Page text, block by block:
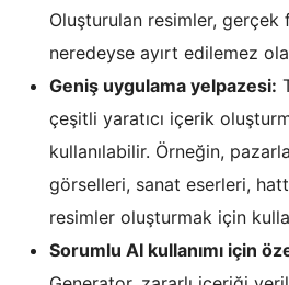
Oluşturulan resimler,
neredeyse ayırt edilemez
Geniş uygulama yelpazesi:
çeşitli yaratıcı içerik
kullanılabilir. Örneğin,
görselleri, sanat eserleri,
resimler oluşturmak için
Sorumlu AI kullanımı için